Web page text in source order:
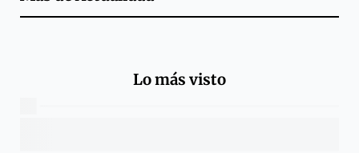
Lo más visto